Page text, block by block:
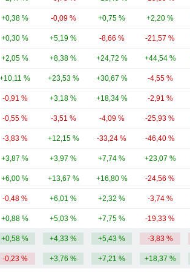
+0,38 % -0,09 % +0,75 % +2,20 %
+0,30 % +5,19 % -8,66 % -21,57 %
+2,05 % +8,38 % +24,72 % +44,54 %
+10,11 % +23,53 % +30,67 % -4,55 %
-0,91 % +3,18 % +18,34 % -2,91 %
-0,55 % -3,51 % -4,09 % -25,93 %
-3,83 % +12,15 % -33,24 % -46,40 %
+3,87 % +3,97 % +7,74 % +23,07 %
+6,00 % +13,67 % +16,80 % -24,56 %
-0,48 % +6,01 % +2,32 % -3,74 %
+0,88 % +5,03 % +7,75 % -19,33 %
+0,58 % +4,33 % +5,43 % -3,83 %
-0,23 % +3,76 % +7,21 % +18,37 %